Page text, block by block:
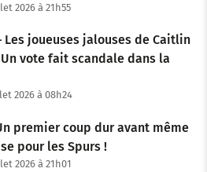
2026 à 21h55
Les joueuses jalouses de Caitlin
vote fait scandale dans la
2026 à 08h24
premier coup dur avant même
pour les Spurs !
2026 à 21h01